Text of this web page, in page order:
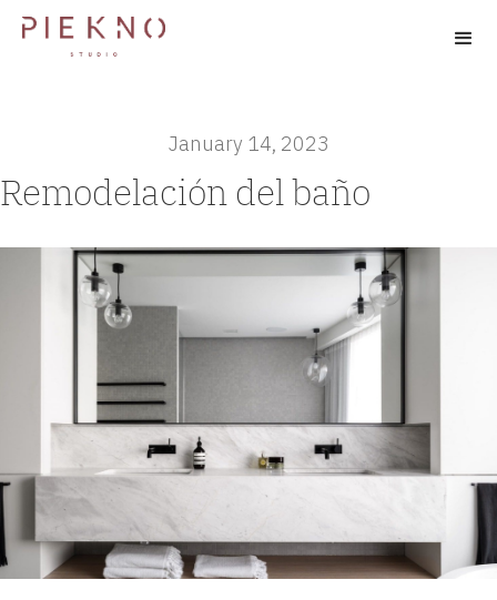
January 14, 2023
Remodelación del baño